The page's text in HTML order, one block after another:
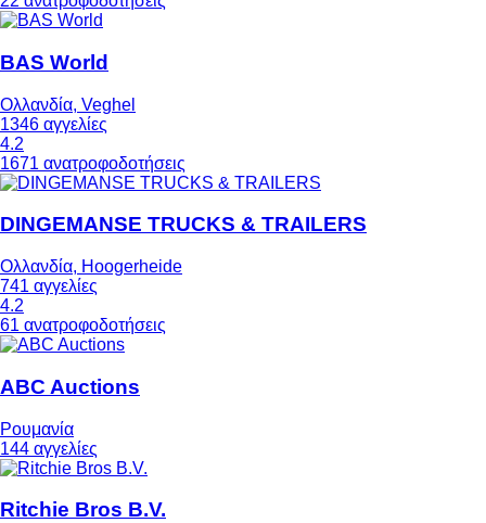
BAS World
Ολλανδία, Veghel
1346 αγγελίες
4.2
1671 ανατροφοδοτήσεις
DINGEMANSE TRUCKS & TRAILERS
Ολλανδία, Hoogerheide
741 αγγελίες
4.2
61 ανατροφοδοτήσεις
ABC Auctions
Ρουμανία
144 αγγελίες
Ritchie Bros B.V.